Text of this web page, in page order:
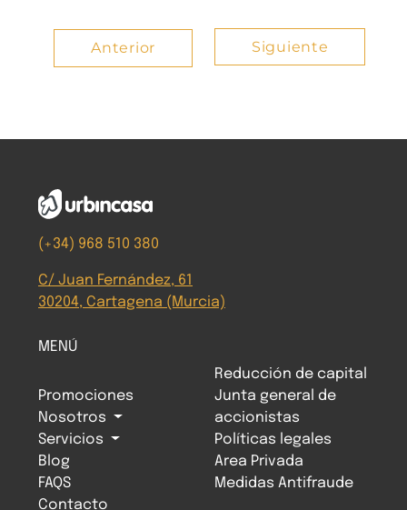
Anterior Siguiente
(+34) 968 510 380
C/ Juan Fernández, 61
30204, Cartagena (Murcia)
MENÚ
Promociones
Nosotros
Servicios
Blog
FAQS
Contacto
Reducción de capital
Junta general de
accionistas
Políticas legales
Area Privada
Medidas Antifraude